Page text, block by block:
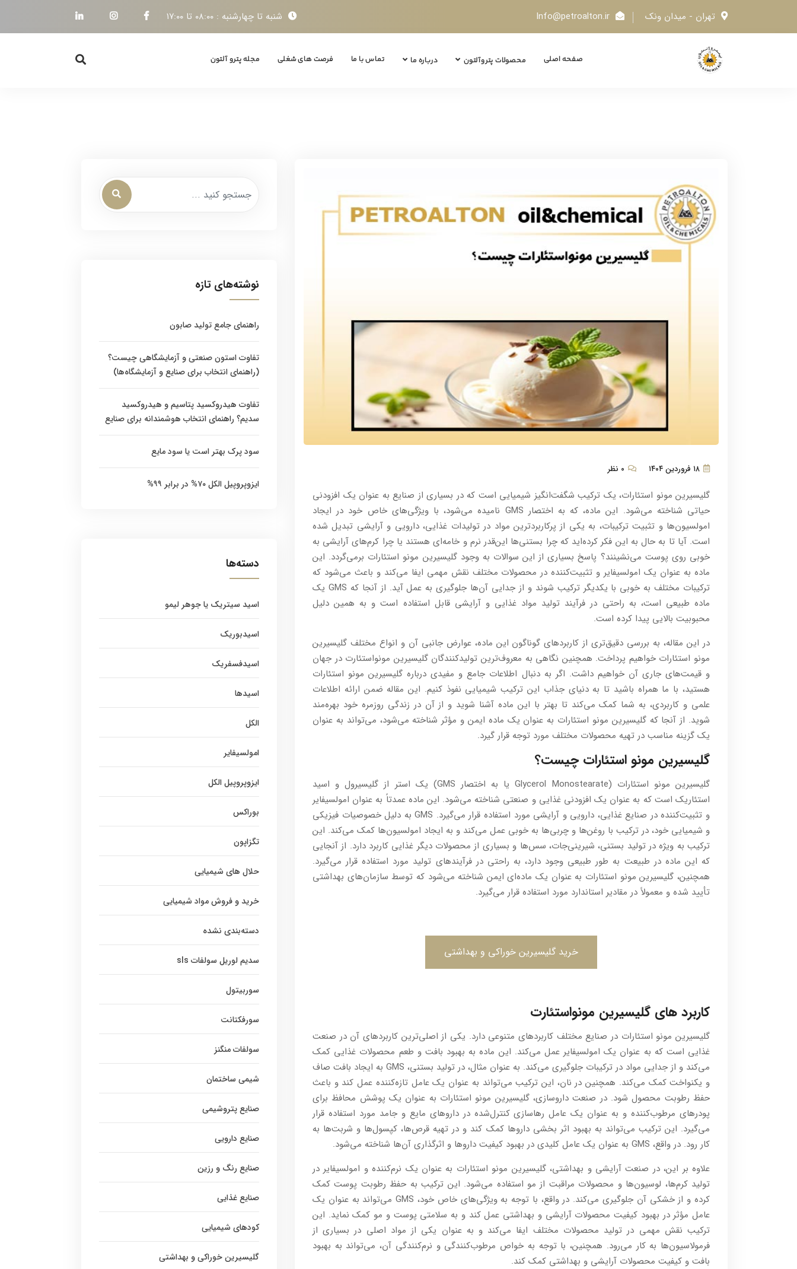
تهران - میدان ونک شنبه تا چهارشنبه : ۰۸:۰۰ تا ۱۷:۰۰
صفحه اصلی محصولات پتروآلتون درباره ما تماس با ما فرصت های شغلی مجله پترو آلتون
گلیسیرین مونو استئارات، یک ترکیب شگفت‌انگیز شیمیایی است که در بسیاری از صنایع به عنوان یک افزودنی
حیاتی شناخته می‌شود. این ماده، که به اختصار GMS نامیده می‌شود، با ویژگی‌های خاص خود در ایجاد
امولسیون‌ها و تثبیت ترکیبات، به یکی از پرکاربردترین مواد در تولیدات غذایی، دارویی و آرایشی تبدیل شده
است. آیا تا به حال به این فکر کرده‌اید که چرا بستنی‌ها این‌قدر نرم و خامه‌ای هستند یا چرا کرم‌های آرایشی به
خوبی روی پوست می‌نشینند؟ پاسخ بسیاری از این سوالات به وجود گلیسیرین مونو استئارات برمی‌گردد. این
ماده به عنوان یک امولسیفایر و تثبیت‌کننده در محصولات مختلف نقش مهمی ایفا می‌کند و باعث می‌شود که
ترکیبات مختلف به خوبی با یکدیگر ترکیب شوند و از جدایی آن‌ها جلوگیری به عمل آید. از آنجا که GMS یک
ماده طبیعی است، به راحتی در فرآیند تولید مواد غذایی و آرایشی قابل استفاده است و به همین دلیل
محبوبیت بالایی پیدا کرده است.
در این مقاله، به بررسی دقیق‌تری از کاربردهای گوناگون این ماده، عوارض جانبی آن و انواع مختلف گلیسیرین
مونو استئارات خواهیم پرداخت. همچنین نگاهی به معروف‌ترین تولیدکنندگان گلیسیرین مونواستئارت در جهان
و قیمت‌های جاری آن خواهیم داشت. اگر به دنبال اطلاعات جامع و مفیدی درباره گلیسیرین مونو استئارات
هستید، با ما همراه باشید تا به دنیای جذاب این ترکیب شیمیایی نفوذ کنیم. این مقاله ضمن ارائه اطلاعات
علمی و کاربردی، به شما کمک می‌کند تا بهتر با این ماده آشنا شوید و از آن در زندگی روزمره خود بهره‌مند
شوید. از آنجا که گلیسیرین مونو استئارات به عنوان یک ماده ایمن و مؤثر شناخته می‌شود، می‌تواند به عنوان
یک گزینه مناسب در تهیه محصولات مختلف مورد توجه قرار گیرد.
گلیسیرین مونو استئارات چیست؟
گلیسیرین مونو استئارات (Glycerol Monostearate یا به اختصار GMS) یک استر از گلیسیرول و اسید
استئاریک است که به عنوان یک افزودنی غذایی و صنعتی شناخته می‌شود. این ماده عمدتاً به عنوان امولسیفایر
و تثبیت‌کننده در صنایع غذایی، دارویی و آرایشی مورد استفاده قرار می‌گیرد. GMS به دلیل خصوصیات فیزیکی
و شیمیایی خود، در ترکیب با روغن‌ها و چربی‌ها به خوبی عمل می‌کند و به ایجاد امولسیون‌ها کمک می‌کند. این
ترکیب به ویژه در تولید بستنی، شیرینی‌جات، سس‌ها و بسیاری از محصولات دیگر غذایی کاربرد دارد. از آنجایی
که این ماده در طبیعت به طور طبیعی وجود دارد، به راحتی در فرآیندهای تولید مورد استفاده قرار می‌گیرد.
همچنین، گلیسیرین مونو استئارات به عنوان یک ماده‌ای ایمن شناخته می‌شود که توسط سازمان‌های بهداشتی
تأیید شده و معمولاً در مقادیر استاندارد مورد استفاده قرار می‌گیرد.
خرید گلیسیرین خوراکی و بهداشتی
کاربرد های گلیسیرین مونواستئارت
گلیسیرین مونو استئارات در صنایع مختلف کاربردهای متنوعی دارد. یکی از اصلی‌ترین کاربردهای آن در صنعت
غذایی است که به عنوان یک امولسیفایر عمل می‌کند. این ماده به بهبود بافت و طعم محصولات غذایی کمک
می‌کند و از جدایی مواد در ترکیبات جلوگیری می‌کند. به عنوان مثال، در تولید بستنی، GMS به ایجاد بافت صاف
و یکنواخت کمک می‌کند. همچنین در نان، این ترکیب می‌تواند به عنوان یک عامل تازه‌کننده عمل کند و باعث
حفظ رطوبت محصول شود. در صنعت داروسازی، گلیسیرین مونو استئارات به عنوان یک پوشش محافظ برای
پودرهای مرطوب‌کننده و به عنوان یک عامل رهاسازی کنترل‌شده در داروهای مایع و جامد مورد استفاده قرار
می‌گیرد. این ترکیب می‌تواند به بهبود اثر بخشی داروها کمک کند و در تهیه قرص‌ها، کپسول‌ها و شربت‌ها به
کار رود. در واقع، GMS به عنوان یک عامل کلیدی در بهبود کیفیت داروها و اثرگذاری آن‌ها شناخته می‌شود.
علاوه بر این، در صنعت آرایشی و بهداشتی، گلیسیرین مونو استئارات به عنوان یک نرم‌کننده و امولسیفایر در
تولید کرم‌ها، لوسیون‌ها و محصولات مراقبت از مو استفاده می‌شود. این ترکیب به حفظ رطوبت پوست کمک
کرده و از خشکی آن جلوگیری می‌کند. در واقع، با توجه به ویژگی‌های خاص خود، GMS می‌تواند به عنوان یک
عامل مؤثر در بهبود کیفیت محصولات آرایشی و بهداشتی عمل کند و به سلامتی پوست و مو کمک نماید. این
ترکیب نقش مهمی در تولید محصولات مختلف ایفا می‌کند و به عنوان یکی از مواد اصلی در بسیاری از
فرمولاسیون‌ها به کار می‌رود. همچنین، با توجه به خواص مرطوب‌کنندگی و نرم‌کنندگی آن، می‌تواند به بهبود
بافت و کیفیت محصولات آرایشی و بهداشتی کمک کند.
نوشته‌های تازه
راهنمای جامع تولید صابون
تفاوت استون صنعتی و آزمایشگاهی چیست؟
(راهنمای انتخاب برای صنایع و آزمایشگاه‌ها)
تفاوت هیدروکسید پتاسیم و هیدروکسید
سدیم؟ راهنمای انتخاب هوشمندانه برای صنایع
سود پرک بهتر است یا سود مایع
ایزوپروپیل الکل ۷۰% در برابر ۹۹%
دسته‌ها
اسید سیتریک یا جوهر لیمو
اسیدبوریک
اسیدفسفریک
اسیدها
الکل
امولسیفایر
ایزوپروپیل الکل
بوراکس
تگزاپون
حلال های شیمیایی
خرید و فروش مواد شیمیایی
دسته‌بندی نشده
سدیم لوریل سولفات sls
سوربیتول
سورفکتانت
سولفات منگنز
شیمی ساختمان
صنایع پتروشیمی
صنایع دارویی
صنایع رنگ و رزین
صنایع غذایی
کودهای شیمیایی
گلیسیرین خوراکی و بهداشتی